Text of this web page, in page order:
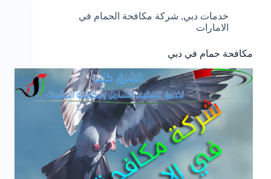
خدمات دبي, شركة مكافحة الحمام في
الامارات
مكافحة حمام في دبي